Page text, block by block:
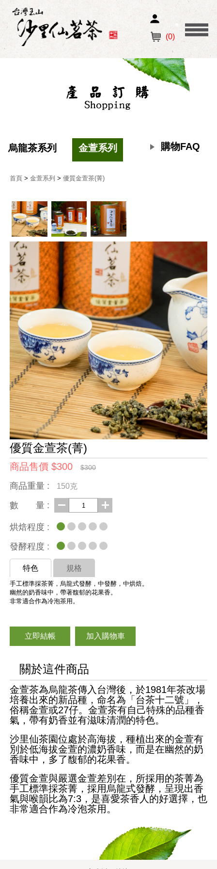
(0)
烏龍茶系列 金萱系列 紅茶系列
購物FAQ
首頁 > 金萱系列 > 優質金萱茶(菁)
優質金萱茶(菁)
商品售價 $300 $300
商品重量 : 150克
數 量 :
烘焙程度 :
發酵程度 :
特色 規格
手工標準採茶菁，烏龍式發酵，中發酵，中烘焙。
幽然的奶香味中，帶著馥郁的花果香。
非常適合作為冷泡茶用。
立即結帳 加入購物車
關於這件商品
金萱茶為烏龍茶傳入台灣後，於1981年茶改場
培養出來的新品種，命名為「台茶十二號」，
俗稱金萱或27仔。金萱茶有自己特殊的品種香
氣，帶有奶香並有滋味清潤的特色。
沙里仙茶園位處於高海拔，種植出來的金萱有
別於低海拔金萱的濃奶香味，而是在幽然的奶
香味中，多了馥郁的花果香。
優質金萱與嚴選金萱差別在，所採用的茶菁為
手工標準採茶菁，採用烏龍式發酵，呈現出香
氣與喉韻比為7:3，是喜愛茶香人的好選擇，也
非常適合作為冷泡茶用。